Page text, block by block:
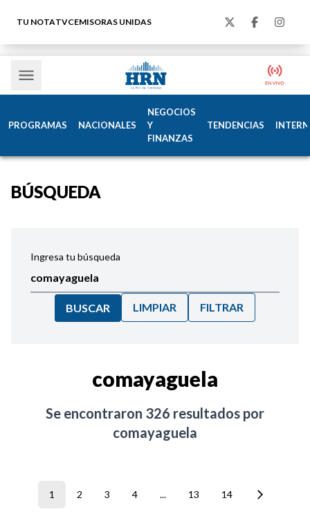
TU NOTATVCEMISORAS UNIDAS
PROGRAMAS NACIONALES
NEGOCIOS
Y
FINANZAS
TENDENCIAS
BÚSQUEDA
Ingresa tu búsqueda
BUSCAR LIMPIAR FILTRAR
comayaguela
Se encontraron 326 resultados por
comayaguela
1 2 3 4 ... 13 14